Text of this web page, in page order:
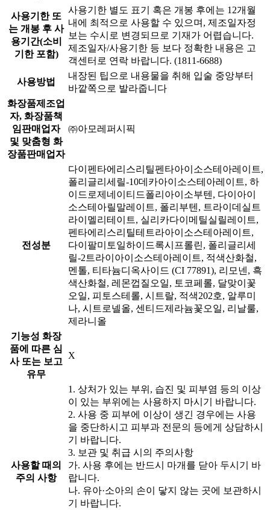
사용기한 또
는 개봉 후 사
용기간(소비
기한 포함)
사용기한 별도 표기 혹은 개봉 후에는 12개월
내에 최적으로 사용할 수 있으며, 제조일자정
보는 수시로 변경되므로 기재가 어렵습니다.
제조일자/사용기한 등 보다 정확한 내용은 고
객센터로 연락 바랍니다. (1811-6688)
사용방법
내장된 팁으로 내용물을 취해 입술 중앙부터
바깥쪽으로 발라줍니다
화장품제조업
자, 화장품책
임판매업자
및 맞춤형 화
장품판매업자
㈜아모레퍼시픽
전성분
다이펜타에리스리틸펜타아이소스테아레이트,
폴리글리세릴-10데카아이소스테아레이트, 하
이드로제네이티드폴리아이소부텐, 다이아이
소스테아릴말레이트, 폴리부텐, 트라이데실트
라이멜리테이트, 실리카다이메틸실릴레이트,
펜타에리스리틸테트라아이소스테아레이트,
다이팔미토일하이드록시프롤린, 폴리글리세
릴-2트라이아이소스테아레이트, 적색산화철,
멘톨, 티타늄디옥사이드 (CI 77891), 리모넨, 흑
색산화철, 레몬껍질오일, 토코페롤, 달맞이꽃
오일, 피토스테롤, 시트랄, 적색202호, 알루미
나, 시트로넬올, 센티드제라늄꽃오일, 리날룰,
제라니올
기능성 화장
품에 따른 심
사 또는 보고
유무
X
사용할 때의
주의 사항
1. 상처가 있는 부위, 습진 및 피부염 등의 이상
이 있는 부위에는 사용하지 마시기 바랍니다.
2. 사용 중 피부에 이상이 생긴 경우에는 사용
을 중단하시고 피부과 전문의 등에게 상담하시
기 바랍니다.
3. 보관 및 취급 시의 주의사항
가. 사용 후에는 반드시 마개를 닫아 두시기 바
랍니다.
나. 유아·소아의 손이 닿지 않는 곳에 보관하시
기 바랍니다.